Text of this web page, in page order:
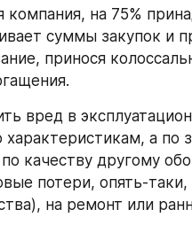
суммы закупок и
принося
характеристикам, а по
качеству другому
потери, опять-
на ремонт или